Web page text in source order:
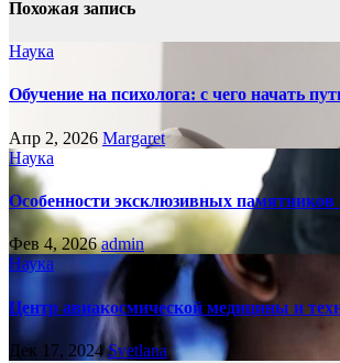
Похожая запись
Наука
Обучение на психолога: с чего начать
Апр 2, 2026 Margaret
Наука
Особенности эксклюзивных памятников
Фев 4, 2026admin
Наука
Центр авиакосмической медицины и
Дек 17, 2024Svetlana